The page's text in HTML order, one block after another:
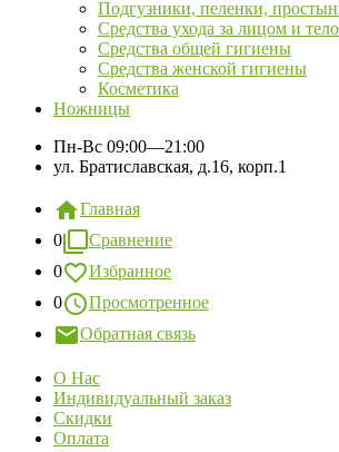
Подгузники, пеленки,
Средства ухода за лицом и
Средства общей гигиены
Средства женской гигиены
Косметика
Ножницы
Пн-Вс 09:00—21:00
ул. Братиславская, д.16, корп.1
Главная
0
Сравнение
0
Избранное
0
Просмотренное
Обратная связь
О Нас
Индивидуальный заказ
Скидки
Оплата